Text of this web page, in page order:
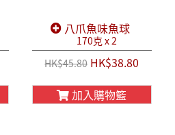
八爪魚味魚球
170克 x 2
HK$45.80HK$38.80
加入購物籃